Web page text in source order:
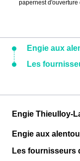
papernest
Engie aux
Les
Engie Thieulloy-
Engie aux
Les fournisseurs